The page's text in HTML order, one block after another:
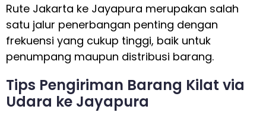
Rute Jakarta ke Jayapura merupakan salah
satu jalur penerbangan penting dengan
frekuensi yang cukup tinggi, baik untuk
penumpang maupun distribusi barang.
Tips Pengiriman Barang Kilat via
Udara ke Jayapura